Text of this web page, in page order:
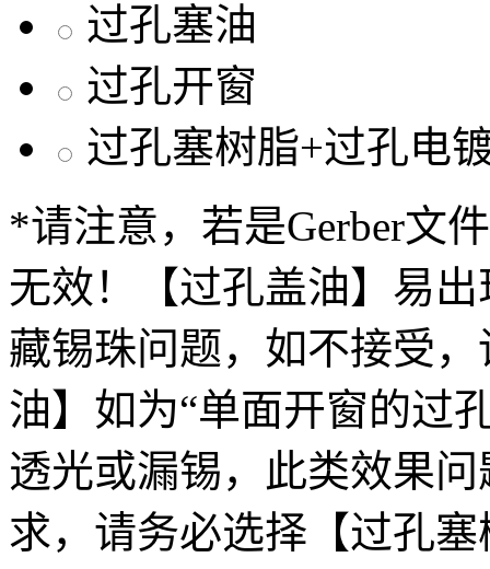
过孔塞油
过孔开窗
过孔塞树脂+过孔电
*请注意，若是Gerber文
无效！【过孔盖油】易
藏锡珠问题，如不接受
油】如为“单面开窗的过
透光或漏锡，此类效果
求，请务必选择【过孔